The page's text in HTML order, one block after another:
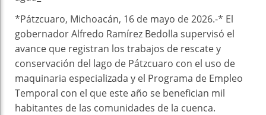
*Pátzcuaro, Michoacán, 16 de mayo de 2026.-* El
gobernador Alfredo Ramírez Bedolla supervisó el
avance que registran los trabajos de rescate y
conservación del lago de Pátzcuaro con el uso de
maquinaria especializada y el Programa de Empleo
Temporal con el que este año se benefician mil
habitantes de las comunidades de la cuenca.